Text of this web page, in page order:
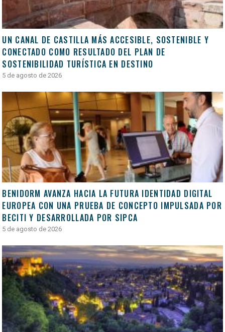
UN CANAL DE CASTILLA MÁS ACCESIBLE, SOSTENIBLE Y
CONECTADO COMO RESULTADO DEL PLAN DE
SOSTENIBILIDAD TURÍSTICA EN DESTINO
5 de agosto de 2026
BENIDORM AVANZA HACIA LA FUTURA IDENTIDAD DIGITAL
EUROPEA CON UNA PRUEBA DE CONCEPTO IMPULSADA POR
BECITI Y DESARROLLADA POR SIPCA
5 de agosto de 2026